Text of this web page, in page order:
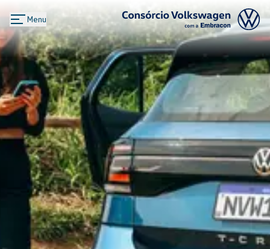
Menu
Logo Consórcio Volkswagen com